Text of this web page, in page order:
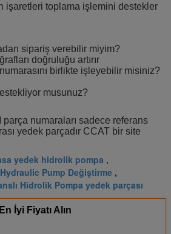
işaretleri toplama işlemini destekler
sipariş verebilir miyim?
doğruluğu artırır
birlikte işleyebilir misiniz?
musunuz?
parça numaraları sadece referans
yedek parçadır CCAT bir site
yedek hidrolik pompa ,
Pump Değiştirme ,
Hidrolik Pompa yedek parçası
En İyi Fiyatı Alın